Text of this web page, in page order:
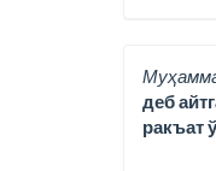
деб
ракъат